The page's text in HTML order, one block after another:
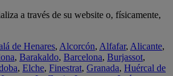
a través de su website o, físicamente,
de Henares, Alcorcón, Alfafar, Alicante,
, Barakaldo, Barcelona, Burjassot,
, Elche, Finestrat, Granada, Huércal de